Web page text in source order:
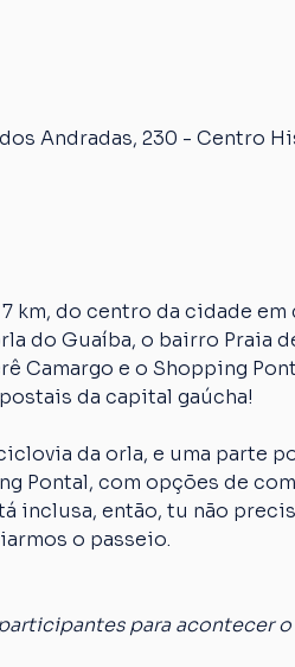
Andradas, 230 - Centro
km, do centro da cidade
do Guaíba, o bairro Praia
Camargo e o Shopping
da capital gaúcha!
da orla, e uma parte
Pontal, com opções de
inclusa, então, tu não
o passeio.
para acontecer